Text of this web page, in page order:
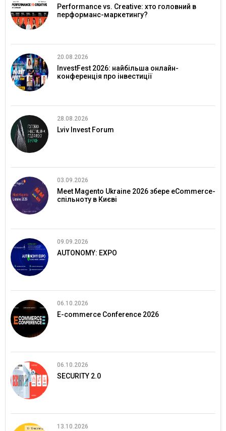
Performance vs. Creative: хто головний в
перформанс-маркетингу?
20.08.2026
InvestFest 2026: найбільша онлайн-
конференція про інвестиції
28.08.2026
Lviv Invest Forum
03.09.2026
Meet Magento Ukraine 2026 збере eCommerce-
спільноту в Києві
09.09.2026
AUTONOMY: EXPO
06.10.2026
E-commerce Conference 2026
06.10.2026
SECURITY 2.0
13.10.2026